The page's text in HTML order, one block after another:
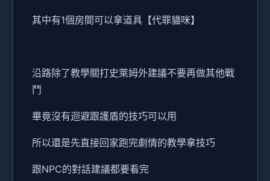
其中有1個房間可以拿道具【代罪貓咪】
沿路除了教學關打史萊姆外建議不要再做其他戰
鬥
畢竟沒有迴避跟護盾的技巧可以用
所以還是先直接回家跑完劇情的教學拿技巧
跟NPC的對話建議都要看完